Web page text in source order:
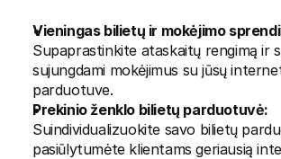
Vieningas bilietų ir mokėjimo
Supaprastinkite ataskaitų rengimą ir
sujungdami mokėjimus su jūsų
parduotuve.
Prekinio ženklo bilietų parduotuvė:
Suindividualizuokite savo bilietų
pasiūlytumėte klientams geriausią